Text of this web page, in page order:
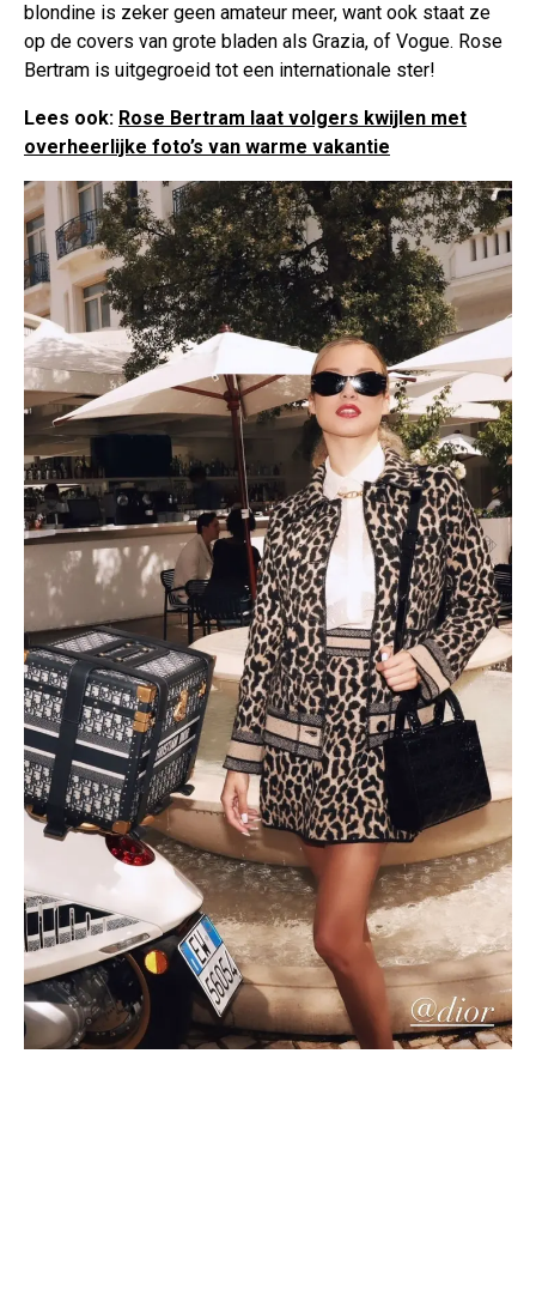
blondine is zeker geen amateur meer, want ook staat ze
op de covers van grote bladen als Grazia, of Vogue. Rose
Bertram is uitgegroeid tot een internationale ster!
Lees ook: Rose Bertram laat volgers kwijlen met
overheerlijke foto’s van warme vakantie